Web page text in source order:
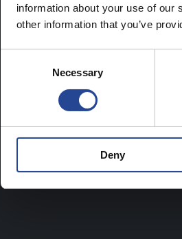
information about your use of our
other information that you’ve
Necessary
Deny